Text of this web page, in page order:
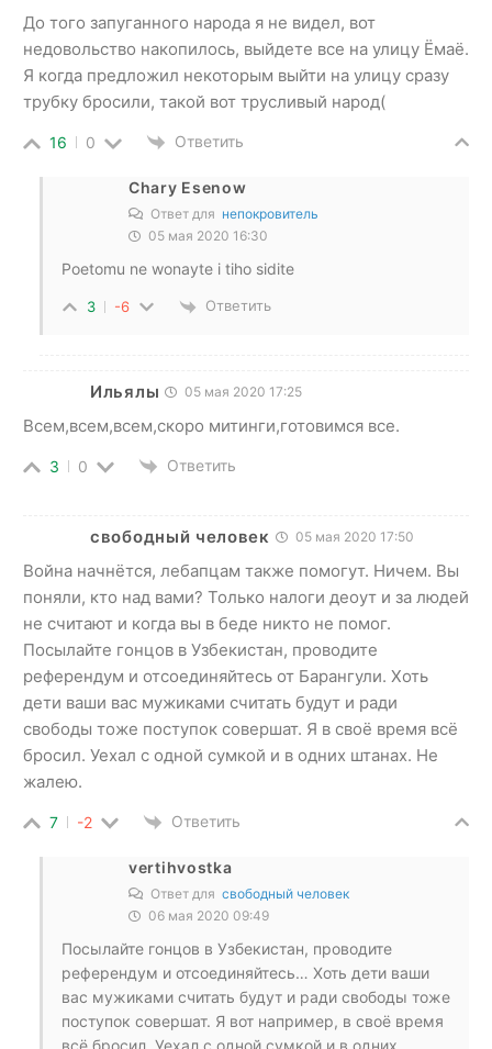
До того запуганного народа я не видел, вот
недовольство накопилось, выйдете все на улицу Ёмаё.
Я когда предложил некоторым выйти на улицу сразу
трубку бросили, такой вот трусливый народ(
16 0 Ответить
Chary Esenow
Ответ для непокровитель
05 мая 2020 16:30
Poetomu ne wonayte i tiho sidite
3 -6 Ответить
Ильялы 05 мая 2020 17:25
Всем,всем,всем,скоро митинги,готовимся все.
3 0 Ответить
свободный человек 05 мая 2020 17:50
Война начнётся, лебапцам также помогут. Ничем. Вы
поняли, кто над вами? Только налоги деоут и за людей
не считают и когда вы в беде никто не помог.
Посылайте гонцов в Узбекистан, проводите
референдум и отсоединяйтесь от Барангули. Хоть
дети ваши вас мужиками считать будут и ради
свободы тоже поступок совершат. Я в своё время всё
бросил. Уехал с одной сумкой и в одних штанах. Не
жалею.
7 -2 Ответить
vertihvostka
Ответ для свободный человек
06 мая 2020 09:49
Посылайте гонцов в Узбекистан, проводите
референдум и отсоединяйтесь… Хоть дети ваши
вас мужиками считать будут и ради свободы тоже
поступок совершат. Я вот например, в своё время
всё бросил. Уехал с одной сумкой и в одних